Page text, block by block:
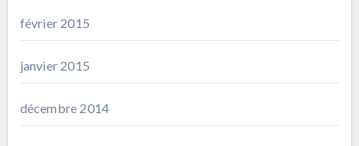
février 2015
janvier 2015
décembre 2014